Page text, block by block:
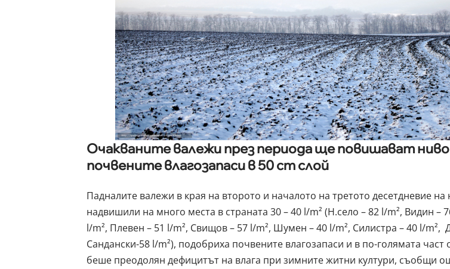
Очакваните валежи през периода ще повишават
почвените влагозапаси в 50 сm слой
Падналите валежи в края на второто и началото на третото десетдневие
надвишили на много места в страната 30 – 40 l/m² (Н.село – 82 l/m², Видин –
l/m², Плевен – 51 l/m², Свищов – 57 l/m², Шумен – 40 l/m², Силистра – 40 l/m²,
Сандански-58 l/m²), подобриха почвените влагозапаси и в по-голямата част
беше преодолян дефицитът на влага при зимните житни култури, съобщи